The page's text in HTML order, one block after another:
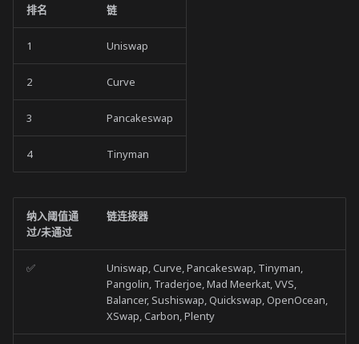
排名 链
1 Uniswap
2 Curve
3 Pancakeswap
4 Tinyman
纳入阈值通
过/未通过
链连接器
✅
Uniswap, Curve, Pancakeswap, Tinyman,
Pangolin, Traderjoe, Mad Meerkat, VVS,
Balancer, Sushiswap, Quickswap, OpenOcean,
XSwap, Carbon, Plenty